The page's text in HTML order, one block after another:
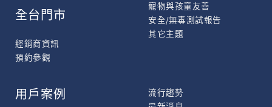
寵物與孩童友善
安全/無毒測試報告
其它主題
全台門市
經銷商資訊
預約參觀
用戶案例
流行趨勢